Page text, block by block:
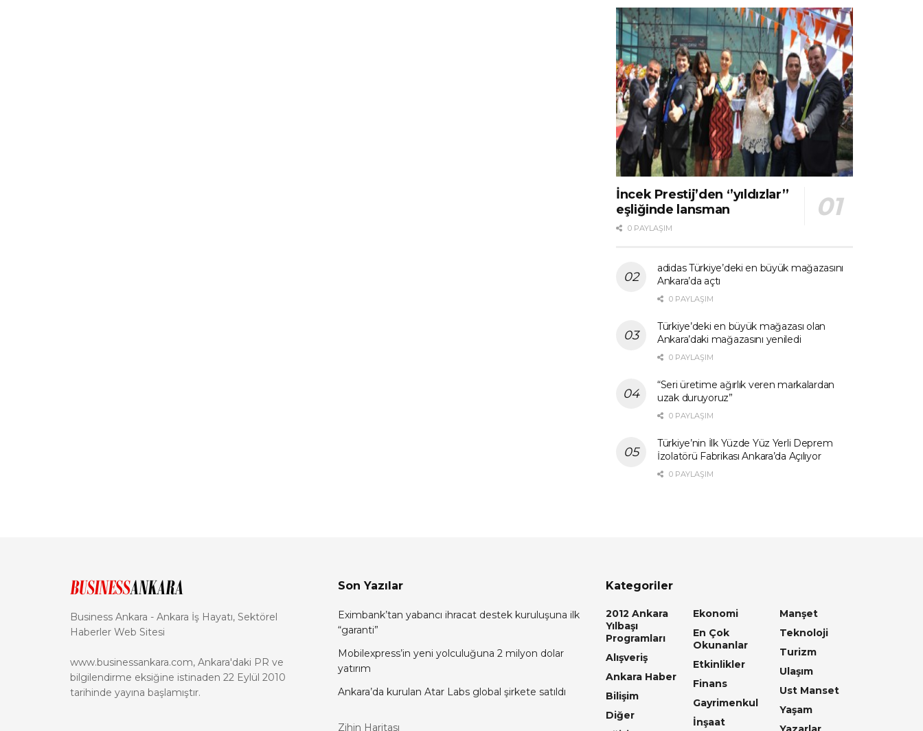
İncek Prestij’den ‘’yıldızlar’’
eşliğinde lansman
0 PAYLAŞIM
adidas Türkiye’deki en büyük mağazasını
Ankara’da açtı
0 PAYLAŞIM
Türkiye’deki en büyük mağazası olan
Ankara’daki mağazasını yeniledi
0 PAYLAŞIM
“Seri üretime ağırlık veren markalardan
uzak duruyoruz”
0 PAYLAŞIM
Türkiye’nin İlk Yüzde Yüz Yerli Deprem
İzolatörü Fabrikası Ankara’da Açılıyor
0 PAYLAŞIM
Business Ankara - Ankara İş Hayatı, Sektörel
Haberler Web Sitesi
www.businessankara.com, Ankara'daki PR ve
bilgilendirme eksiğine istinaden 22 Eylül 2010
tarihinde yayına başlamıştır.
Son Yazılar
Eximbank’tan yabancı ihracat destek kuruluşuna ilk
“garanti”
Mobilexpress’in yeni yolculuğuna 2 milyon dolar
yatırım
Ankara’da kurulan Atar Labs global şirkete satıldı
Zihin Haritası
Kategoriler
2012 Ankara
Yılbaşı
Programları
Alışveriş
Ankara Haber
Bilişim
Diğer
Ekonomi
En Çok
Okunanlar
Etkinlikler
Finans
Gayrimenkul
İnşaat
Manşet
Teknoloji
Turizm
Ulaşım
Ust Manset
Yaşam